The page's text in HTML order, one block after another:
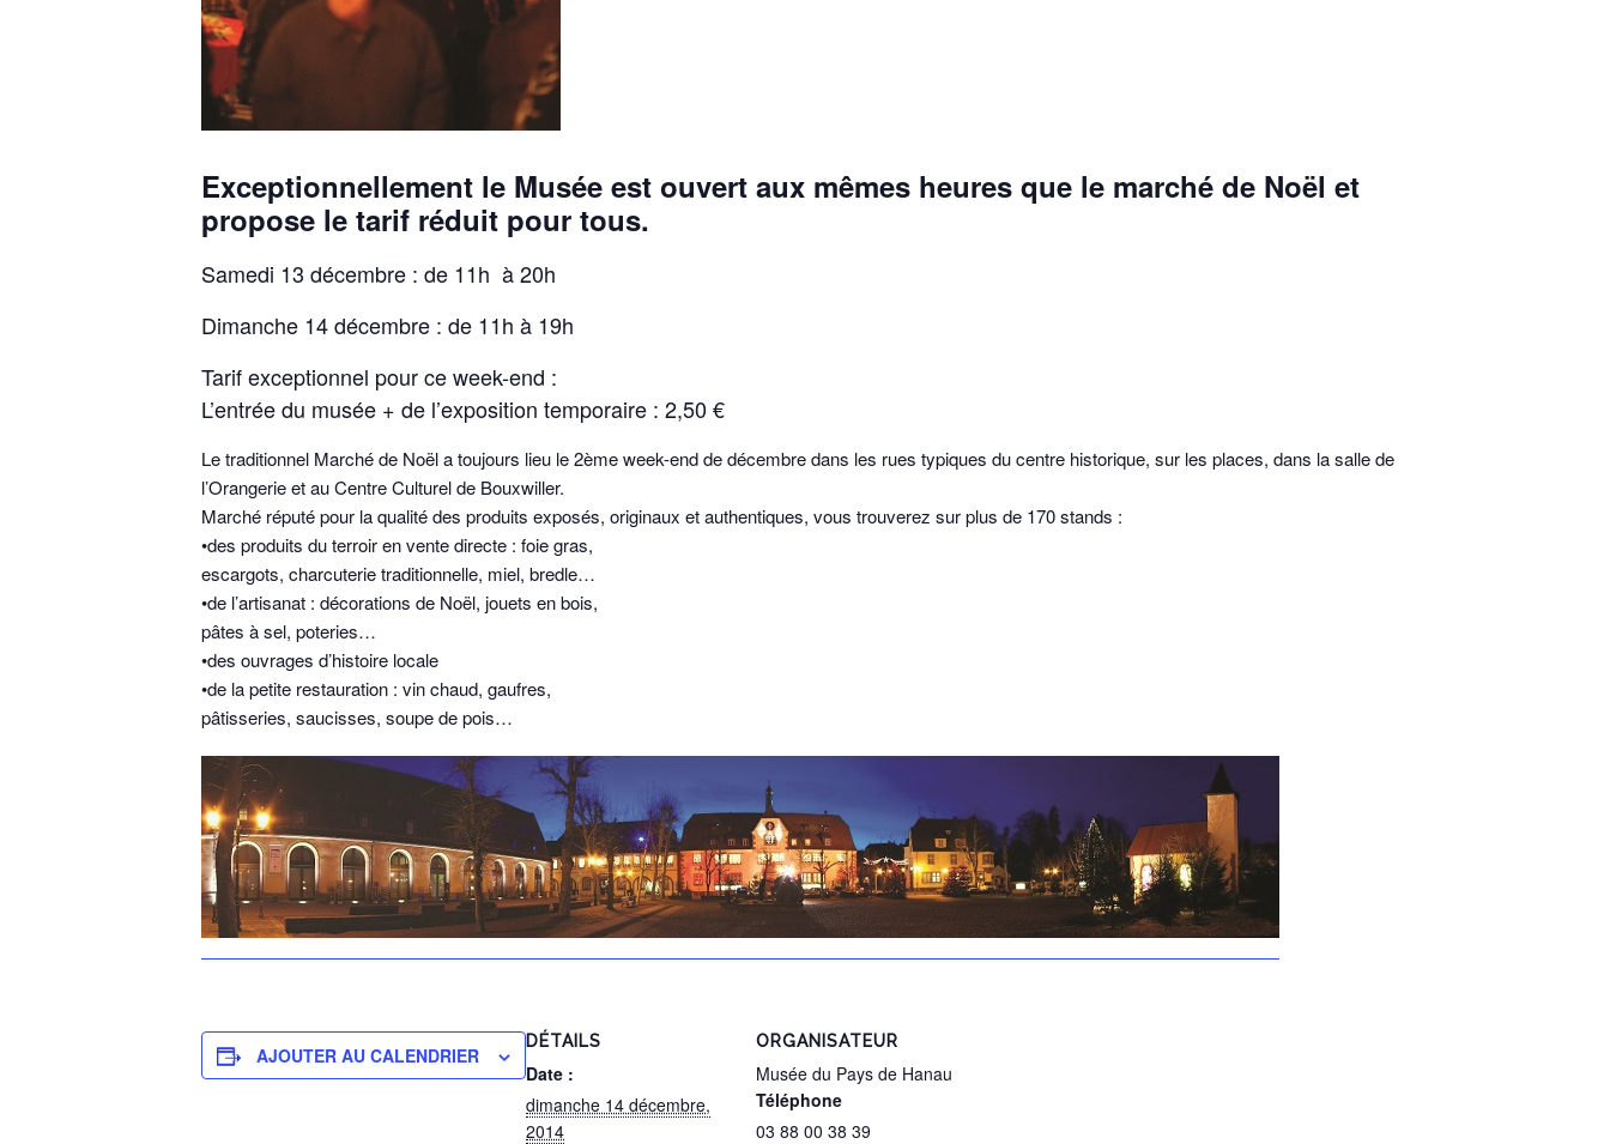
Exceptionnellement le Musée est ouvert aux mêmes heures que le marché de Noël et
propose le tarif réduit pour tous.
Samedi 13 décembre : de 11h à 20h
Dimanche 14 décembre : de 11h à 19h
Tarif exceptionnel pour ce week-end :
L’entrée du musée + de l’exposition temporaire : 2,50 €
Le traditionnel Marché de Noël a toujours lieu le 2ème week-end de décembre dans les rues typiques du centre historique, sur les places, dans la salle de
l’Orangerie et au Centre Culturel de Bouxwiller.
Marché réputé pour la qualité des produits exposés, originaux et authentiques, vous trouverez sur plus de 170 stands :
•des produits du terroir en vente directe : foie gras,
escargots, charcuterie traditionnelle, miel, bredle…
•de l’artisanat : décorations de Noël, jouets en bois,
pâtes à sel, poteries…
•des ouvrages d’histoire locale
•de la petite restauration : vin chaud, gaufres,
pâtisseries, saucisses, soupe de pois…
AJOUTER AU CALENDRIER
DÉTAILS
Date :
dimanche 14 décembre,
2014
ORGANISATEUR
Musée du Pays de Hanau
Téléphone
03 88 00 38 39